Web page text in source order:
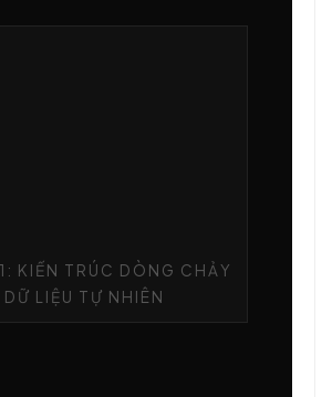
KIẾN TRÚC DÒNG CHẢY
DỮ LIỆU TỰ NHIÊN